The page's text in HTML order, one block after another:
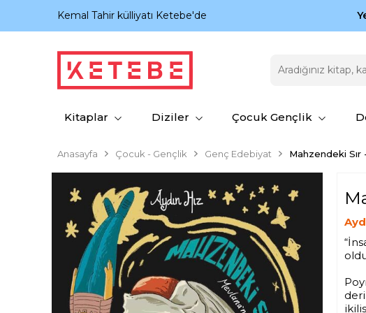
Kemal Tahir külliyatı Ketebe'de
Kitaplar Diziler Çocuk Gençlik
Anasayfa Çocuk - Gençlik Genç Edebiyat Mahzendeki Sır